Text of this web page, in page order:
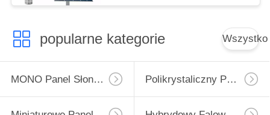
popularne kategorie Wszystko
MONO Panel Słoneczny Polikrystaliczny Panel Słoneczny